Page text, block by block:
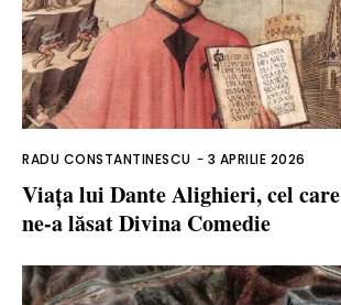
RADU CONSTANTINESCU - 3 APRILIE 2026
Viața lui Dante Alighieri, cel care
ne-a lăsat Divina Comedie